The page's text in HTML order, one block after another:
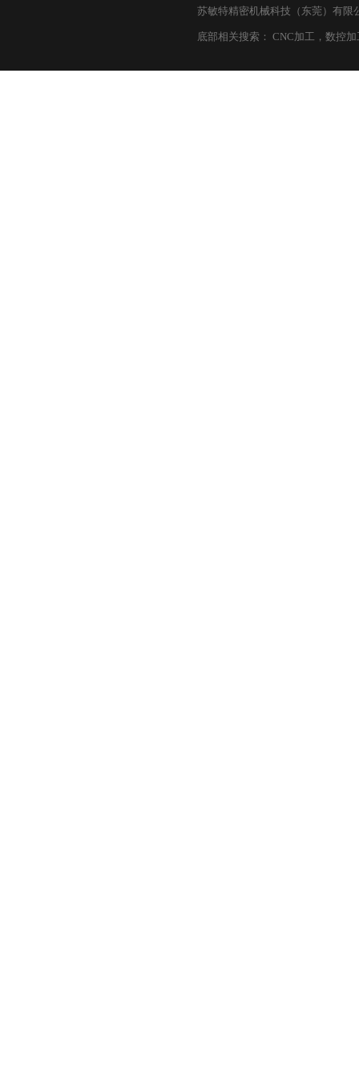
苏敏特精密机械科技（东莞）有限
底部相关搜索： CNC加工 ， 数控加